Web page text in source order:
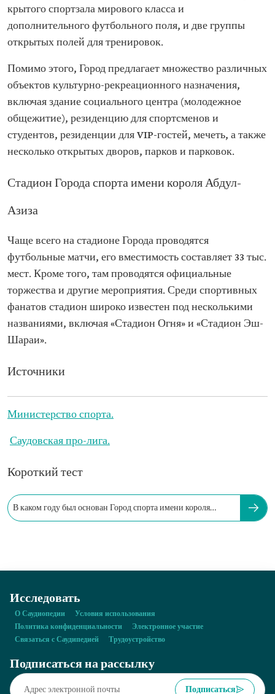
крытого спортзала мирового класса и
дополнительного футбольного поля, и две группы
открытых полей для тренировок.
Помимо этого, Город предлагает множество различных
объектов культурно-рекреационного назначения,
включая здание социального центра (молодежное
общежитие), резиденцию для спортсменов и
студентов, резиденции для VIP-гостей, мечеть, а также
несколько открытых дворов, парков и парковок.
Стадион Города спорта имени короля Абдул-
Азиза
Чаще всего на стадионе Города проводятся
футбольные матчи, его вместимость составляет 33 тыс.
мест. Кроме того, там проводятся официальные
торжества и другие мероприятия. Среди спортивных
фанатов стадион широко известен под несколькими
названиями, включая «Стадион Огня» и «Стадион Эш-
Шараи».
Источники
Министерство спорта.
Саудовская про-лига.
Короткий тест
В каком году был основан Город спорта имени короля
Исследовать
О Саудиопедии
Условия использования
Политика конфиденциальности
Электронное участие
Связаться с Саудипедией
Трудоустройство
Подписаться на рассылку
Подписаться